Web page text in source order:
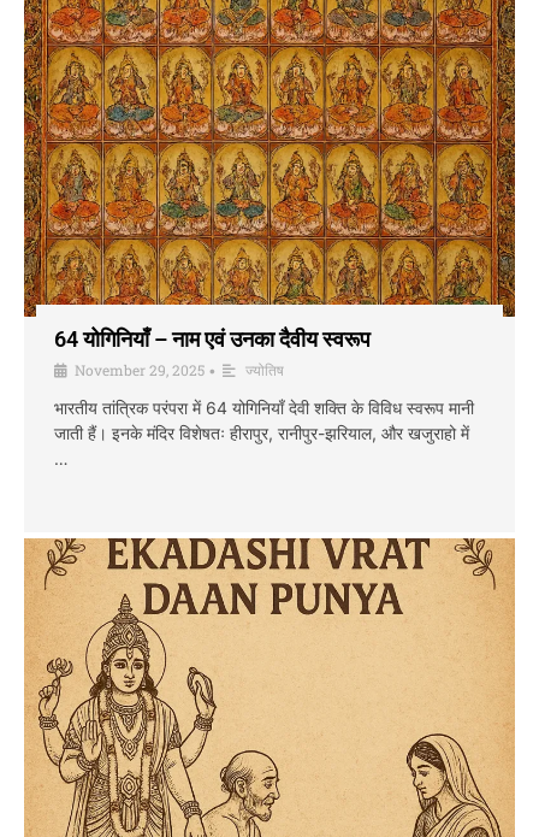
64 योगिनियाँ – नाम एवं उनका दैवीय स्वरूप
November 29, 2025 • ज्योतिष
भारतीय तांत्रिक परंपरा में 64 योगिनियाँ देवी शक्ति के विविध स्वरूप मानी
जाती हैं। इनके मंदिर विशेषतः हीरापुर, रानीपुर-झरियाल, और खजुराहो में
…